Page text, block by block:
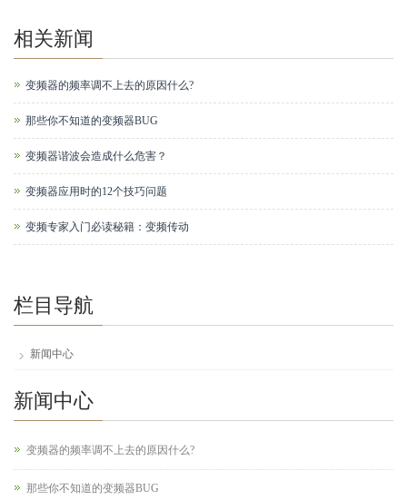
相关新闻
变频器的频率调不上去的原因什么?
那些你不知道的变频器BUG
变频器谐波会造成什么危害？
变频器应用时的12个技巧问题
变频专家入门必读秘籍：变频传动
栏目导航
新闻中心
新闻中心
变频器的频率调不上去的原因什么?
那些你不知道的变频器BUG